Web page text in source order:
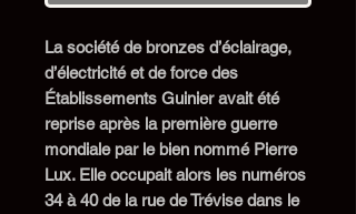
La société de bronzes d’éclairage,
d’électricité et de forcedes
Établissements Guinieravait été
reprise après la première guerre
mondialepar le bien nommé Pierre
Lux. Elleoccupaitalors les numéros
34à40 de la rue de Trévise dans le